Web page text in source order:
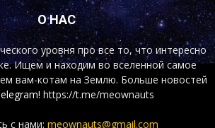
О НАС
уровня про все то, что интересно
Ищем и находим во вселенной самое
вам-котам на Землю. Больше новостей
https://t.me/meownauts
с нами: meownauts@gmail.com